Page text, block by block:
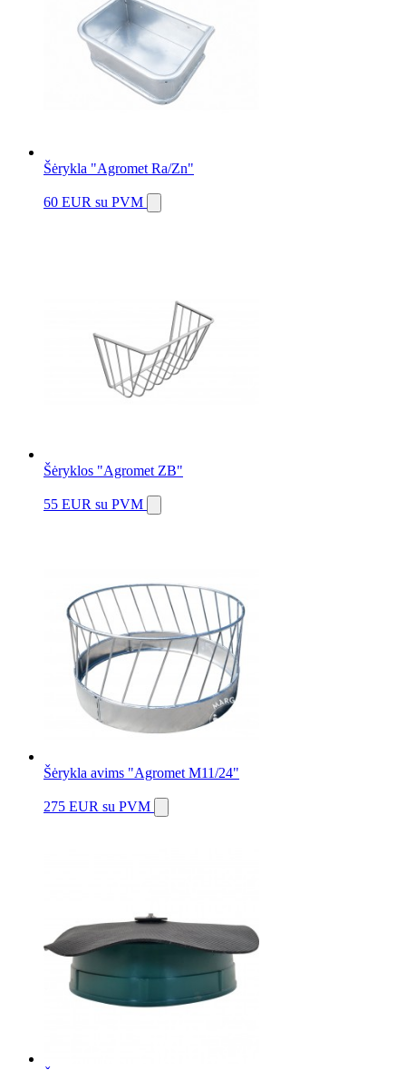
Šėrykla "Agromet Ra/Zn"
60 EUR su PVM
Šėryklos "Agromet ZB"
55 EUR su PVM
Šėrykla avims "Agromet M11/24"
275 EUR su PVM